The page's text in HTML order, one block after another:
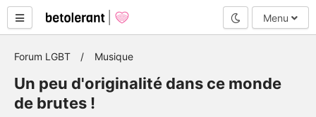
Mode nuit
Menu
Forum LGBT Musique
Un peu d'originalité dans ce monde
de brutes !